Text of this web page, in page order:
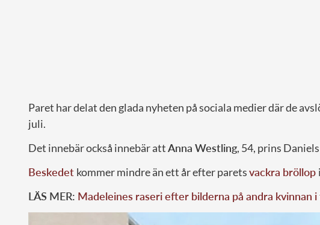
Paret har delat den glada nyheten på sociala medier där de
juli.
Det innebär också innebär attAnna Westling, 54, prins
Beskedet kommer mindre än ett år efter paretsvackra bröllop
LÄS MER: Madeleines raseri efter bilderna på andra kvinnan i